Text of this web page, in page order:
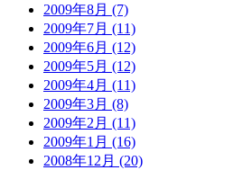
2009年8月 (7)
2009年7月 (11)
2009年6月 (12)
2009年5月 (12)
2009年4月 (11)
2009年3月 (8)
2009年2月 (11)
2009年1月 (16)
2008年12月 (20)